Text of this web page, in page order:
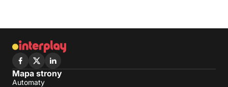
Mapa strony
Automaty